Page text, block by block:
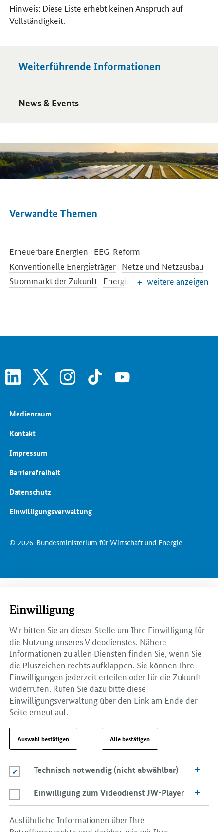
Hinweis: Diese Liste erhebt keinen Anspruch auf
Vollständigkeit.
Weiterführende Informationen
News & Events
Öffnet Einzelsicht
Verwandte Themen
Erneuerbare Energien EEG-Reform
Konventionelle Energieträger Netze und Netzausbau
Strommarkt der Zukunft Energiespeicher
Energiepreise und Transparenz für Verbraucher
weitere anzeigen
linkedin instagram tiktok youtube
© 2026 Bundesministerium für Wirtschaft und Energie
Medienraum
Kontakt
Impressum
Barrierefreiheit
Datenschutz
Einwilligungsverwaltung
Einwilligung
Wir bitten Sie an dieser Stelle um Ihre Einwilligung für
die Nutzung unseres Videodienstes. Nähere
Informationen zu allen Diensten finden Sie, wenn Sie
die Pluszeichen rechts aufklappen. Sie können Ihre
Einwilligungen jederzeit erteilen oder für die Zukunft
widerrufen. Rufen Sie dazu bitte diese
Einwilligungsverwaltung über den Link am Ende der
Seite erneut auf.
Auswahl bestätigen Alle bestätigen
Technisch notwendig (nicht abwählbar)
Technisch notwendig (nicht abwählbar)
Einwilligung zum Videodienst JW-Player
Einwilligung zum Videodienst JW-Player
Ausführliche Informationen über Ihre